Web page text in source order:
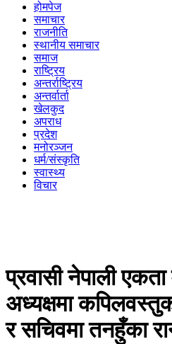
होमपेज
समाचार
राजनीति
स्थानीय समाचार
समाज
राष्ट्रिय
अन्तर्राष्ट्रिय
अन्तर्वार्ता
खेलकुद
अपराध
प्रदेश
मनोरञ्जन
धर्म/संस्कृति
स्वास्थ्य
विचार
प्रवासी नेपाली
अध्यक्षमा
र सचिवमा तनहुँका